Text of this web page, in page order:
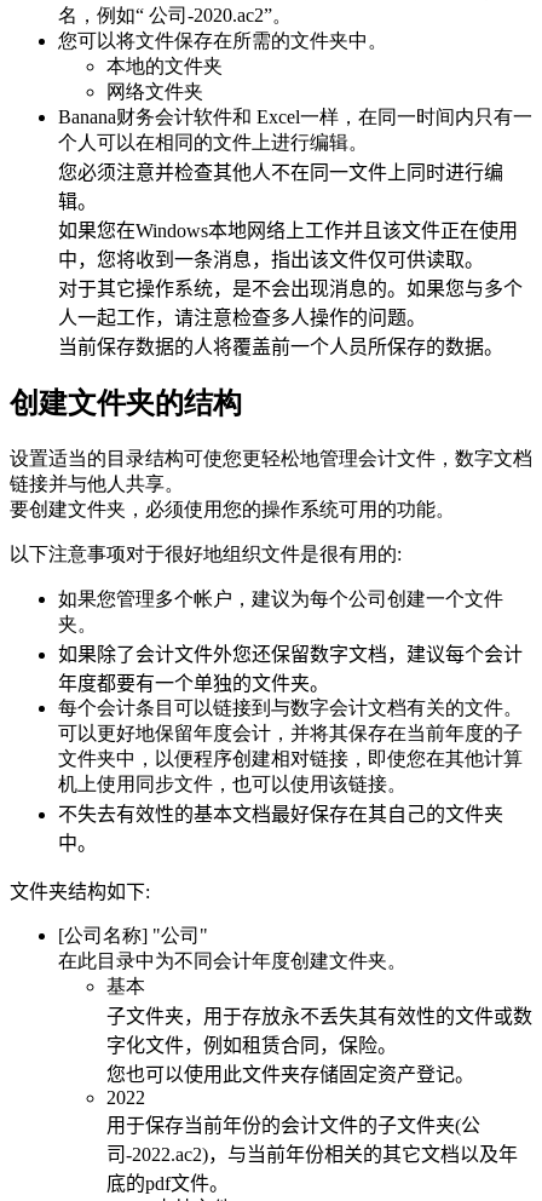
名，例如“ 公司-2020.ac2”。
您可以将文件保存在所需的文件夹中。
本地的文件夹
网络文件夹
Banana财务会计软件和 Excel一样，在同一时间内只有一
个人可以在相同的文件上进行编辑。
您必须注意并检查其他人不在同一文件上同时进行编
辑。
如果您在Windows本地网络上工作并且该文件正在使用
中，您将收到一条消息，指出该文件仅可供读取。
对于其它操作系统，是不会出现消息的。 如果您与多个
人一起工作，请注意检查多人操作的问题。
当前保存数据的人将覆盖前一个人员所保存的数据。
创建文件夹的结构
设置适当的目录结构可使您更轻松地管理会计文件，数字文档
链接并与他人共享。
要创建文件夹，必须使用您的操作系统可用的功能。
以下注意事项对于很好地组织文件是很有用的:
如果您管理多个帐户，建议为每个公司创建一个文件
夹。
如果除了会计文件外您还保留数字文档，建议每个会计
年度都要有一个单独的文件夹。
每个会计条目可以链接到与数字会计文档有关的文件。
可以更好地保留年度会计，并将其保存在当前年度的子
文件夹中，以便程序创建相对链接，即使您在其他计算
机上使用同步文件，也可以使用该链接。
不失去有效性的基本文档最好保存在其自己的文件夹
中。
文件夹结构如下:
[公司名称] "公司"
在此目录中为不同会计年度创建文件夹。
基本
子文件夹，用于存放永不丢失其有效性的文件或数
字化文件，例如租赁合同，保险。
您也可以使用此文件夹存储固定资产登记。
2022
用于保存当前年份的会计文件的子文件夹(公
司-2022.ac2)，与当前年份相关的其它文档以及年
底的pdf文件。